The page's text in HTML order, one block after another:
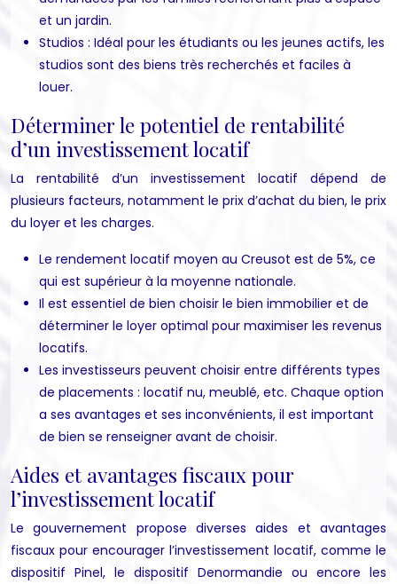
et un jardin.
Studios : Idéal pour les étudiants ou les jeunes actifs, les
studios sont des biens très recherchés et faciles à
louer.
Déterminer le potentiel de rentabilité
d’un investissement locatif
La rentabilité d’un investissement locatif dépend de
plusieurs facteurs, notamment le prix d’achat du bien, le prix
du loyer et les charges.
Le rendement locatif moyen au Creusot est de 5%, ce
qui est supérieur à la moyenne nationale.
Il est essentiel de bien choisir le bien immobilier et de
déterminer le loyer optimal pour maximiser les revenus
locatifs.
Les investisseurs peuvent choisir entre différents types
de placements : locatif nu, meublé, etc. Chaque option
a ses avantages et ses inconvénients, il est important
de bien se renseigner avant de choisir.
Aides et avantages fiscaux pour
l’investissement locatif
Le gouvernement propose diverses aides et avantages
fiscaux pour encourager l’investissement locatif, comme le
dispositif Pinel, le dispositif Denormandie ou encore les